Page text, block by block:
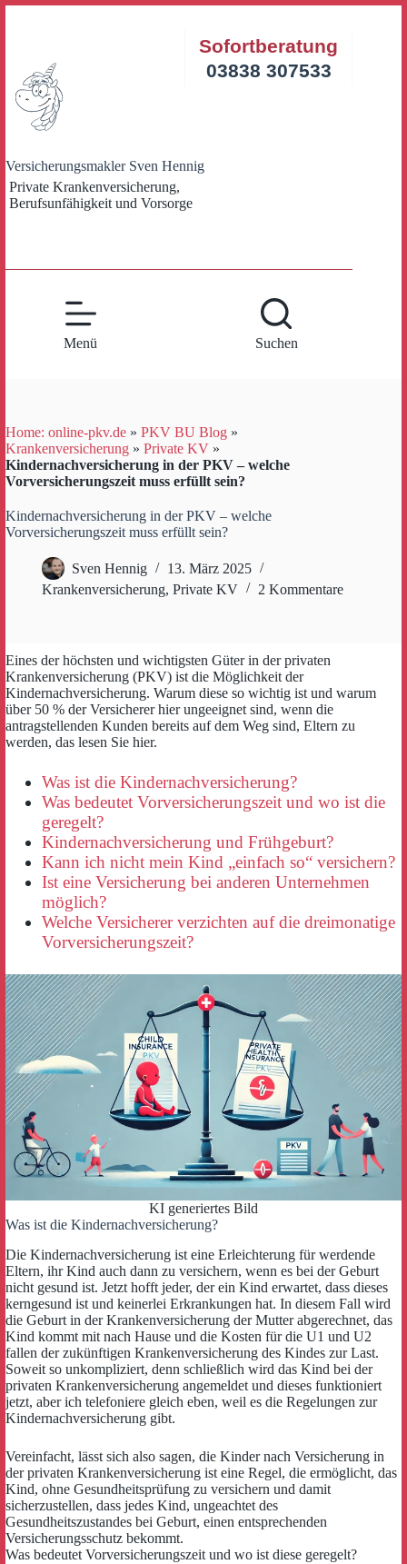
Versicherungsmakler Sven Hennig
Private Krankenversicherung,
Berufsunfähigkeit und Vorsorge
Sofortberatung
03838 307533
Menü Suchen
Home: online-pkv.de » PKV BU Blog »
Krankenversicherung » Private KV »
Kindernachversicherung in der PKV – welche
Vorversicherungszeit muss erfüllt sein?
Kindernachversicherung in der PKV – welche
Vorversicherungszeit muss erfüllt sein?
Sven Hennig
13. März 2025
Krankenversicherung, Private KV 2 Kommentare
Eines der höchsten und wichtigsten Güter in der privaten
Krankenversicherung (PKV) ist die Möglichkeit der
Kindernachversicherung. Warum diese so wichtig ist und warum
über 50 % der Versicherer hier ungeeignet sind, wenn die
antragstellenden Kunden bereits auf dem Weg sind, Eltern zu
werden, das lesen Sie hier.
Was ist die Kindernachversicherung?
Was bedeutet Vorversicherungszeit und wo ist die
geregelt?
Kindernachversicherung und Frühgeburt?
Kann ich nicht mein Kind „einfach so“ versichern?
Ist eine Versicherung bei anderen Unternehmen
möglich?
Welche Versicherer verzichten auf die dreimonatige
Vorversicherungszeit?
KI generiertes Bild
Was ist die Kindernachversicherung?
Die Kindernachversicherung ist eine Erleichterung für werdende
Eltern, ihr Kind auch dann zu versichern, wenn es bei der Geburt
nicht gesund ist. Jetzt hofft jeder, der ein Kind erwartet, dass dieses
kerngesund ist und keinerlei Erkrankungen hat. In diesem Fall wird
die Geburt in der Krankenversicherung der Mutter abgerechnet, das
Kind kommt mit nach Hause und die Kosten für die U1 und U2
fallen der zukünftigen Krankenversicherung des Kindes zur Last.
Soweit so unkompliziert, denn schließlich wird das Kind bei der
privaten Krankenversicherung angemeldet und dieses funktioniert
jetzt, aber ich telefoniere gleich eben, weil es die Regelungen zur
Kindernachversicherung gibt.
Vereinfacht, lässt sich also sagen, die Kinder nach Versicherung in
der privaten Krankenversicherung ist eine Regel, die ermöglicht, das
Kind, ohne Gesundheitsprüfung zu versichern und damit
sicherzustellen, dass jedes Kind, ungeachtet des
Gesundheitszustandes bei Geburt, einen entsprechenden
Versicherungsschutz bekommt.
Was bedeutet Vorversicherungszeit und wo ist diese geregelt?